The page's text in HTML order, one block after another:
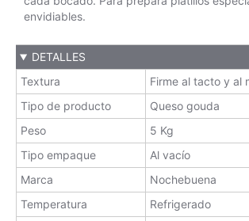
envidiables.
DETALLES
Textura
Firme al tacto y al
Tipo de producto
Queso gouda
Peso
5 Kg
Tipo empaque
Al vacío
Marca
Nochebuena
Temperatura
Refrigerado